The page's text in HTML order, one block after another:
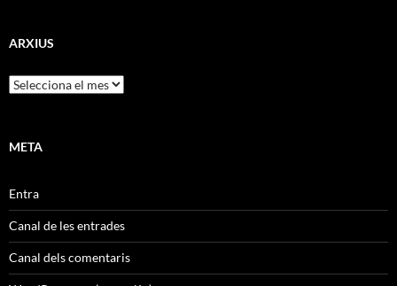
ARXIUS
Arxius
META
Entra
Canal de les entrades
Canal dels comentaris